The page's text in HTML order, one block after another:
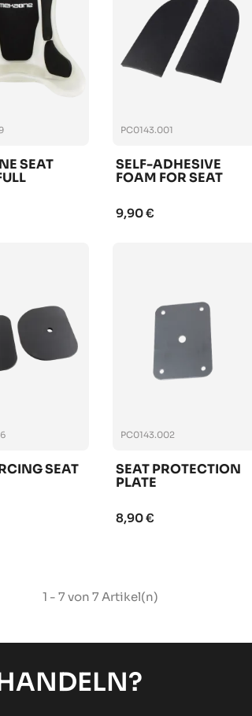
SEAT
PC0143.001
SELF-ADHESIVE
FOAM FOR SEAT
9,90 €
SEAT
PC0143.002
SEAT PROTECTION
PLATE
8,90 €
1 - 7 von 7 Artikel(n)